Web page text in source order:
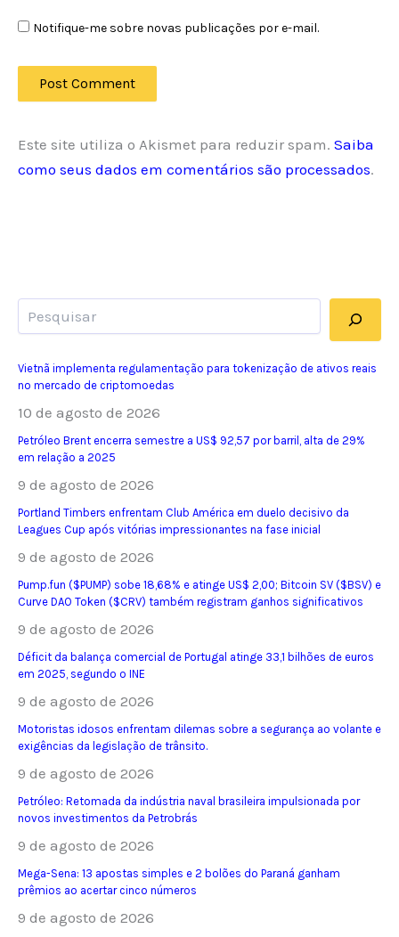
Notifique-me sobre novas publicações por e-mail.
Este site utiliza o Akismet para reduzir spam. Saiba
como seus dados em comentários são processados.
Vietnã implementa regulamentação para tokenização de ativos reais
no mercado de criptomoedas
10 de agosto de 2026
Petróleo Brent encerra semestre a US$ 92,57 por barril, alta de 29%
em relação a 2025
9 de agosto de 2026
Portland Timbers enfrentam Club América em duelo decisivo da
Leagues Cup após vitórias impressionantes na fase inicial
9 de agosto de 2026
Pump.fun ($PUMP) sobe 18,68% e atinge US$ 2,00; Bitcoin SV ($BSV) e
Curve DAO Token ($CRV) também registram ganhos significativos
9 de agosto de 2026
Déficit da balança comercial de Portugal atinge 33,1 bilhões de euros
em 2025, segundo o INE
9 de agosto de 2026
Motoristas idosos enfrentam dilemas sobre a segurança ao volante e
exigências da legislação de trânsito.
9 de agosto de 2026
Petróleo: Retomada da indústria naval brasileira impulsionada por
novos investimentos da Petrobrás
9 de agosto de 2026
Mega-Sena: 13 apostas simples e 2 bolões do Paraná ganham
prêmios ao acertar cinco números
9 de agosto de 2026